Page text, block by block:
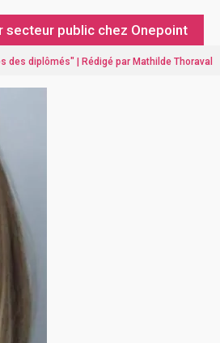
public chez Onepoint
des diplômés" | Rédigé par Mathilde Thoraval